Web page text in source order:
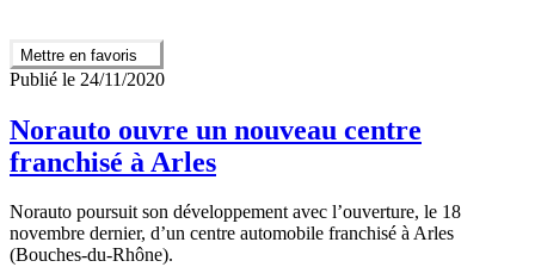
Mettre en favoris
Publié le 24/11/2020
Norauto ouvre un nouveau centre
franchisé à Arles
Norauto poursuit son développement avec l’ouverture, le 18
novembre dernier, d’un centre automobile franchisé à Arles
(Bouches-du-Rhône).